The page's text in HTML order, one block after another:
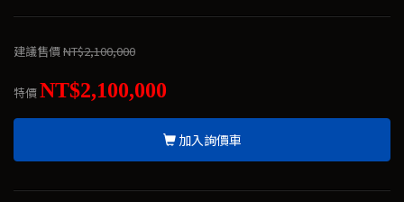
建議售價NT$2,100,000
特價NT$2,100,000
加入詢價車